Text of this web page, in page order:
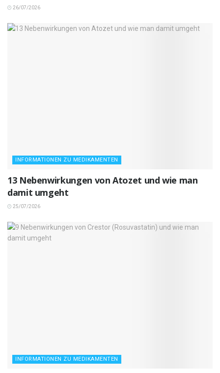
26/07/2026
INFORMATIONEN ZU MEDIKAMENTEN
13 Nebenwirkungen von Atozet und wie man
damit umgeht
25/07/2026
INFORMATIONEN ZU MEDIKAMENTEN